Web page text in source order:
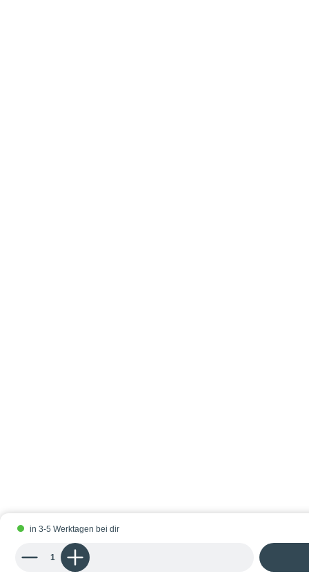
Produkt Anzahl: Gib den gewünschten Wert ein oder benutze die
in 3-5 Werktagen bei dir